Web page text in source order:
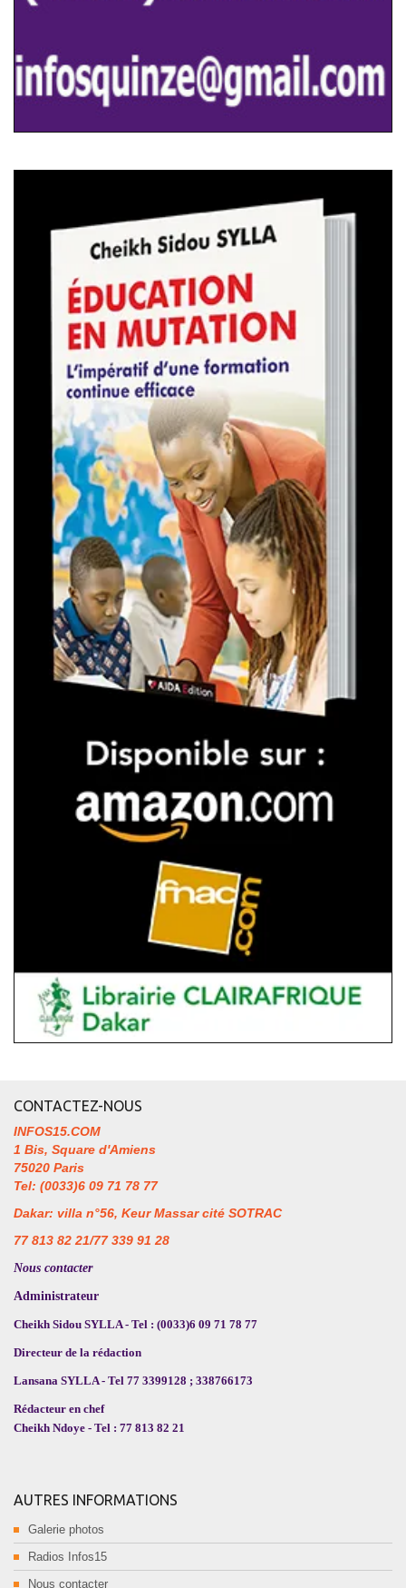
CONTACTEZ-NOUS
INFOS15.COM
1 Bis, Square d'Amiens
75020 Paris
Tel: (0033)6 09 71 78 77
Dakar: villa n°56, Keur Massar cité SOTRAC
77 813 82 21/77 339 91 28
Nous contacter
Administrateur
Cheikh Sidou SYLLA - Tel : (0033)6 09 71 78 77
Directeur de la rédaction
Lansana SYLLA - Tel 77 3399128 ; 338766173
Rédacteur en chef
Cheikh Ndoye - Tel : 77 813 82 21
AUTRES INFORMATIONS
Galerie photos
Radios Infos15
Nous contacter